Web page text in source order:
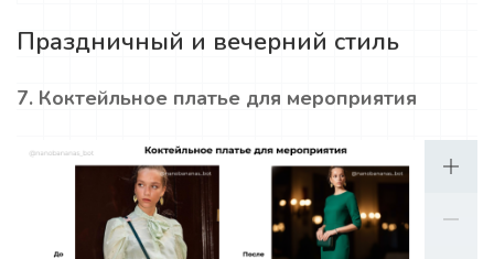
Праздничный и вечерний стиль
7. Коктейльное платье для мероприятия